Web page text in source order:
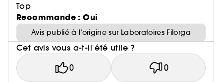
Zoom sur la sensorialité : AGE-PURIFY est doté
d’une texture hydratante et matifiante
On craque pour : Son effet matifiant immédiat !
(1) sur la base de recommandations
Top
Recommande : Oui
Avis publié à l’origine sur Laboratoires Filorga
Cet avis vous a-t-il été utile ?
0 0